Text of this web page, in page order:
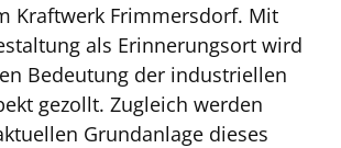
Kraftwerk Frimmersdorf. Mit
als Erinnerungsort wird
Bedeutung der industriellen
gezollt. Zugleich werden
Grundanlage dieses